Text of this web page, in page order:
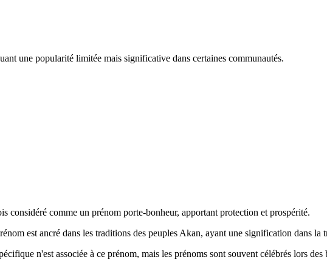
une popularité limitée mais significative dans certaines communautés.
considéré comme un prénom porte-bonheur, apportant protection et prospérité.
est ancré dans les traditions des peuples Akan, ayant une signification dans la
n'est associée à ce prénom, mais les prénoms sont souvent célébrés lors des